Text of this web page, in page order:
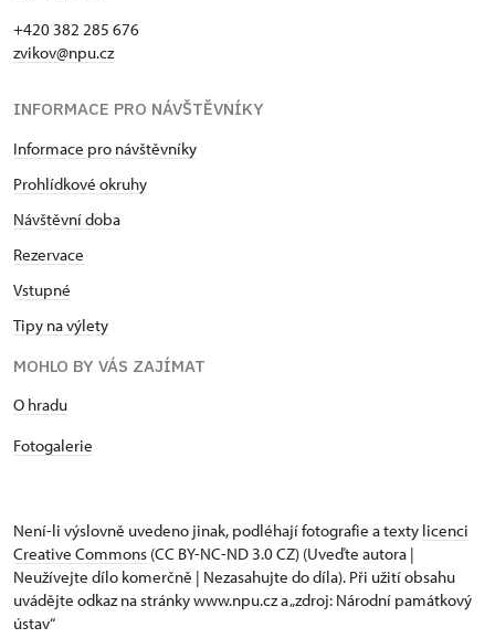
+420 382 285 676
zvikov@npu.cz
INFORMACE PRO NÁVŠTĚVNÍKY
Informace pro návštěvníky
Prohlídkové okruhy
Návštěvní doba
Rezervace
Vstupné
Tipy na výlety
MOHLO BY VÁS ZAJÍMAT
O hradu
Fotogalerie
Není-li výslovně uvedeno jinak, podléhají fotografie a texty licenci
Creative Commons (CC BY-NC-ND 3.0 CZ) (Uveďte autora |
Neužívejte dílo komerčně | Nezasahujte do díla). Při užití obsahu
uvádějte odkaz na stránky www.npu.cz a „zdroj: Národní památkový
ústav“